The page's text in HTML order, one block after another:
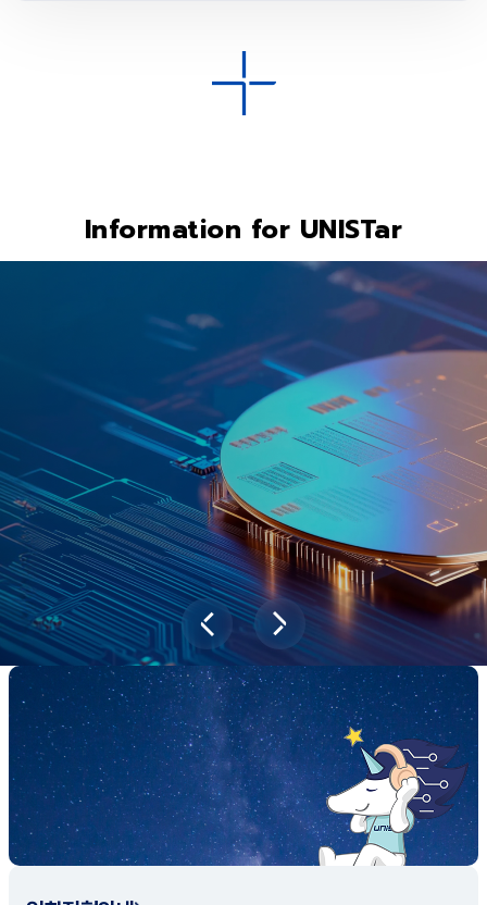
Information for UNISTar
과학기술이 바꿔놓을 2045년 대한민국
당신의 미래는?
대국민 설문조사 바로가기